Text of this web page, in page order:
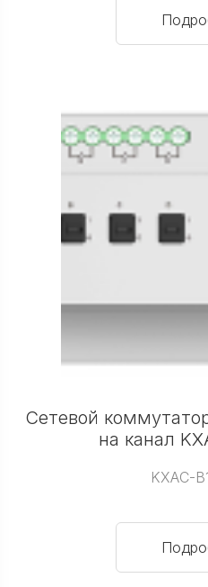
Сетевой
на канал
KXAC-